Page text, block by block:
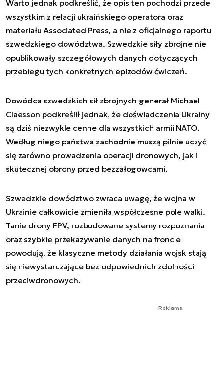
Warto jednak podkreślić, że opis ten pochodzi przede
wszystkim z relacji ukraińskiego operatora oraz
materiału Associated Press, a nie z oficjalnego raportu
szwedzkiego dowództwa. Szwedzkie siły zbrojne nie
opublikowały szczegółowych danych dotyczących
przebiegu tych konkretnych epizodów ćwiczeń.
Dowódca szwedzkich sił zbrojnych generał Michael
Claesson podkreślił jednak, że doświadczenia Ukrainy
są dziś niezwykle cenne dla wszystkich armii NATO.
Według niego państwa zachodnie muszą pilnie uczyć
się zarówno prowadzenia operacji dronowych, jak i
skutecznej obrony przed bezzałogowcami.
Szwedzkie dowództwo zwraca uwagę, że wojna w
Ukrainie całkowicie zmieniła współczesne pole walki.
Tanie drony FPV, rozbudowane systemy rozpoznania
oraz szybkie przekazywanie danych na froncie
powodują, że klasyczne metody działania wojsk stają
się niewystarczające bez odpowiednich zdolności
przeciwdronowych.
Reklama